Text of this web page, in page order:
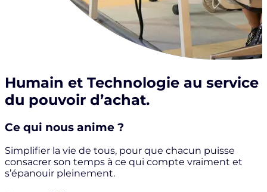
Humain et Technologie au service
du pouvoir d’achat.
Ce qui nous anime ?
Simplifier la vie de tous, pour que chacun puisse
consacrer son temps à ce qui compte vraiment et
s’épanouir pleinement.